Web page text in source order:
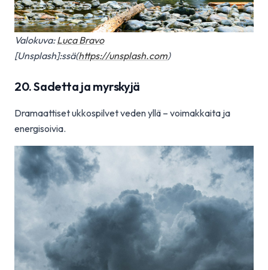
Valokuva:Luca Bravo
[Unsplash]:ssä(https://unsplash.com)
20. Sadetta ja myrskyjä
Dramaattiset ukkospilvet veden yllä – voimakkaita ja
energisoivia.